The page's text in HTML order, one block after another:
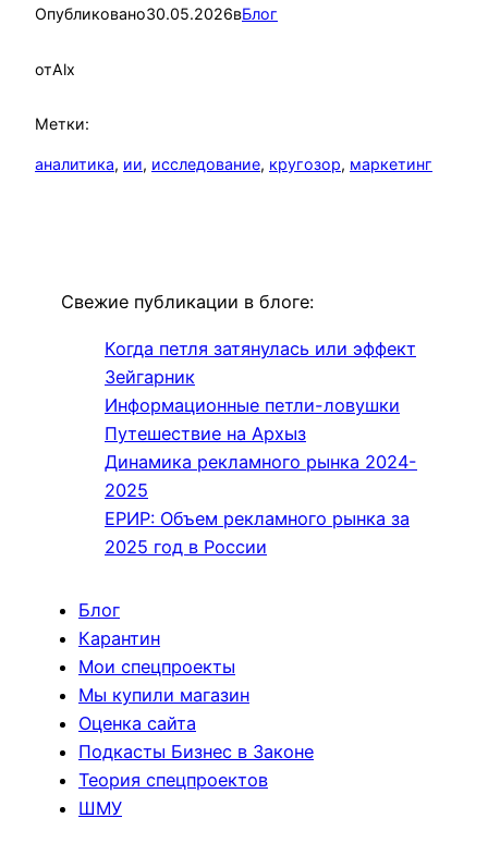
Опубликовано30.05.2026вБлог
отAlx
Метки:
аналитика, ии, исследование, кругозор, маркетинг
Свежие публикации в блоге:
Когда петля затянулась или эффект
Зейгарник
Информационные петли-ловушки
Путешествие на Архыз
Динамика рекламного рынка 2024-
2025
ЕРИР: Объем рекламного рынка за
2025 год в России
Блог
Карантин
Мои спецпроекты
Мы купили магазин
Оценка сайта
Подкасты Бизнес в Законе
Теория спецпроектов
ШМУ